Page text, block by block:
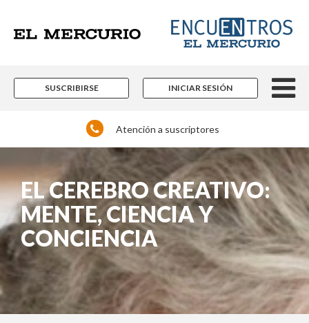
SUSCRIBIRSE INICIAR SESIÓN
Atención a suscriptores
EL CEREBRO CREATIVO:
MENTE, CIENCIA Y
CONCIENCIA